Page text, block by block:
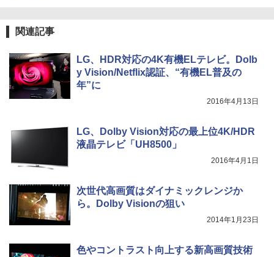
関連記事
LG、HDR対応の4K有機ELテレビ。Dolb
y Vision/Netflix認証、“有機EL普及の
年”に
2016年4月13日
LG、Dolby Vision対応の最上位4K/HDR
液晶テレビ「UH8500」
2016年4月1日
次世代高画質はダイナミックレンジか
ら。Dolby Visionの狙い
2014年1月23日
色やコントラスト向上する新高画質技術